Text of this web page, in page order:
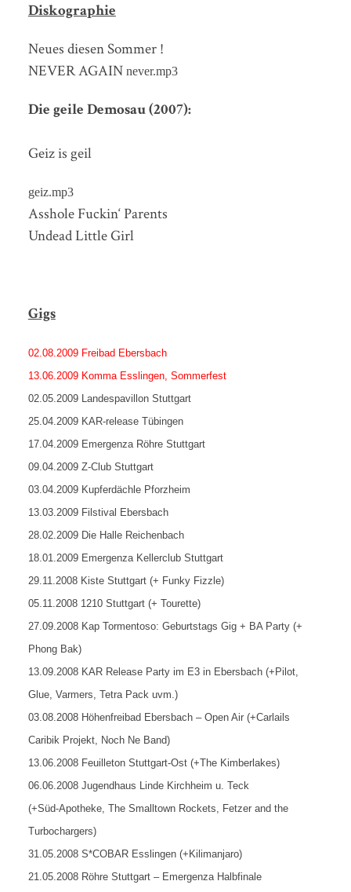
Diskographie
Neues diesen Sommer !
NEVER AGAIN never.mp3
Die geile Demosau (2007):
Geiz is geil
geiz.mp3
Asshole Fuckin‘ Parents
Undead Little Girl
Gigs
02.08.2009 Freibad Ebersbach
13.06.2009 Komma Esslingen, Sommerfest
02.05.2009 Landespavillon Stuttgart
25.04.2009 KAR-release Tübingen
17.04.2009 Emergenza Röhre Stuttgart
09.04.2009 Z-Club Stuttgart
03.04.2009 Kupferdächle Pforzheim
13.03.2009 Filstival Ebersbach
28.02.2009 Die Halle Reichenbach
18.01.2009 Emergenza Kellerclub Stuttgart
29.11.2008 Kiste Stuttgart (+ Funky Fizzle)
05.11.2008 1210 Stuttgart (+ Tourette)
27.09.2008 Kap Tormentoso: Geburtstags Gig + BA Party (+
Phong Bak)
13.09.2008 KAR Release Party im E3 in Ebersbach (+Pilot,
Glue, Varmers, Tetra Pack uvm.)
03.08.2008 Höhenfreibad Ebersbach – Open Air (+Carlails
Caribik Projekt, Noch Ne Band)
13.06.2008 Feuilleton Stuttgart-Ost (+The Kimberlakes)
06.06.2008 Jugendhaus Linde Kirchheim u. Teck
(+Süd-Apotheke, The Smalltown Rockets, Fetzer and the
Turbochargers)
31.05.2008 S*COBAR Esslingen (+Kilimanjaro)
21.05.2008 Röhre Stuttgart – Emergenza Halbfinale